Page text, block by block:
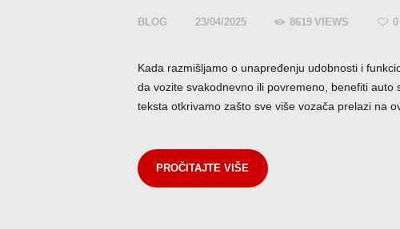
BLOG 23/04/2025 8619 VIEWS 0
Kada razmišljamo o unapređenju udobnosti i
da vozite svakodnevno ili povremeno, benefiti
teksta otkrivamo zašto sve više vozača prelazi na
PROČITAJTE VIŠE